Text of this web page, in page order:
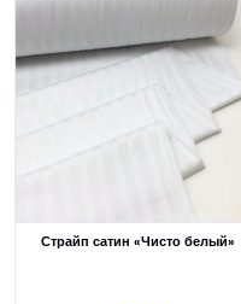
Страйп сатин «Чисто белый»